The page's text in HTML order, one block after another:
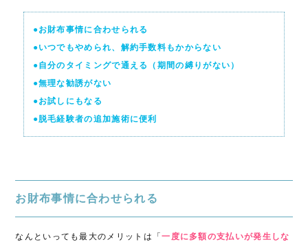
●お財布事情に合わせられる
●いつでもやめられ、解約手数料もかからない
●自分のタイミングで通える（期間の縛りがない）
●無理な勧誘がない
●お試しにもなる
●脱毛経験者の追加施術に便利
お財布事情に合わせられる
なんといっても最大のメリットは「一度に多額の支払いが発生しな